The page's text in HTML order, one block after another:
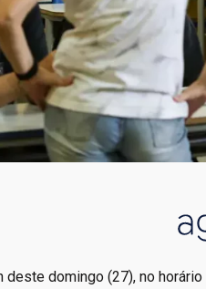
deste domingo (27), no